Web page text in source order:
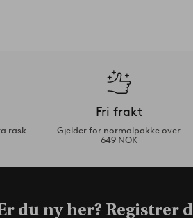
rask
Fri frakt
Gjelder for normalpakke over
649 NOK
du ny her? Registrer